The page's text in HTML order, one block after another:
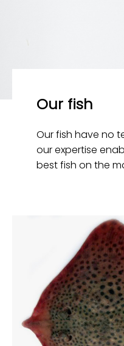
Our fish
Our fish have no
our expertise
best fish on the